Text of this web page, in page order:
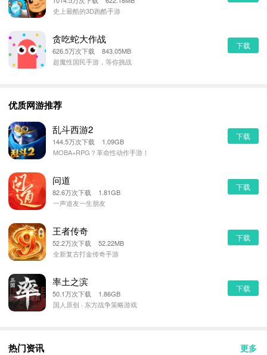
史上最酷的3D跑酷手游
贪吃蛇大作战
626.5万次下载 843.05MB
超魔性国民手游，等你挑战
下载
优质网游推荐
乱斗西游2
144.5万次下载 1.09GB
MOBA+RPG？革命性动作手游！
下载
问道
82.6万次下载 1.81GB
一声道友一生朋友
下载
王者传奇
52.2万次下载 52.22MB
全新复古打金传奇手游
下载
率土之滨
50.1万次下载 1.86GB
国人原创 · 东方战争策略游戏
下载
热门资讯 更多